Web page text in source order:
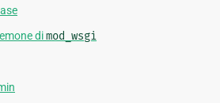
dimod_wsgi